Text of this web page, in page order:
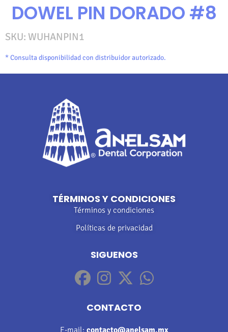
DOWEL PIN DORADO #8
SKU: WUHANPIN1
* Consulta disponibilidad con distribuidor autorizado.
TÉRMINOS Y CONDICIONES
Términos y condiciones
Políticas de privacidad
SIGUENOS
CONTACTO
E-mail: contacto@anelsam.mx